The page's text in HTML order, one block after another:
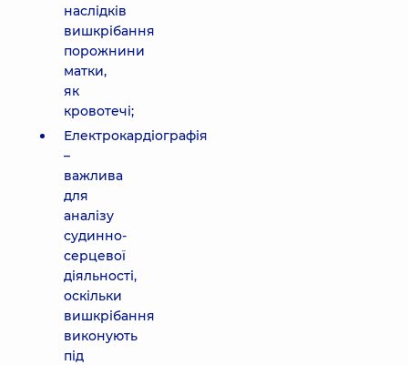
наслідків
вишкрібання
порожнини
матки,
як
кровотечі;
Електрокардіографія
–
важлива
для
аналізу
судинно-
серцевої
діяльності,
оскільки
вишкрібання
виконують
під